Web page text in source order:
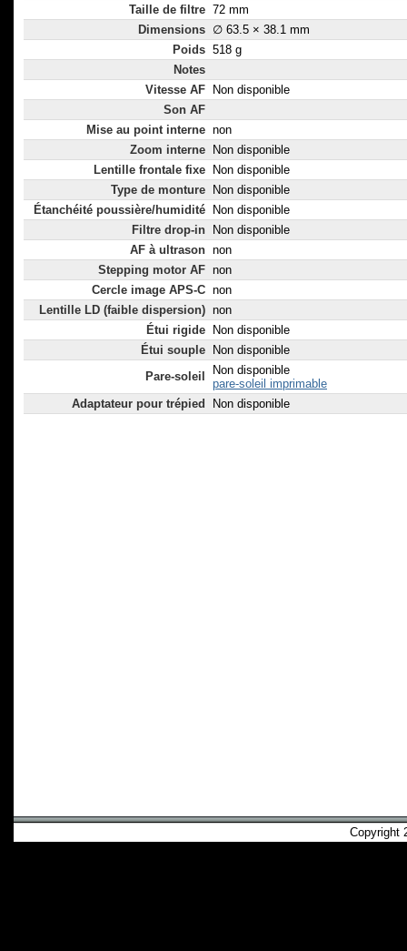
Taille de filtre 72 mm
Dimensions ∅ 63.5 × 38.1 mm
Poids 518 g
Notes
Vitesse AF
Non disponible
Son AF
Mise au point interne non
Zoom interne
Non disponible
Lentille frontale fixe
Non disponible
Type de monture
Non disponible
Étanchéité poussière/humidité
Non disponible
Filtre drop-in
Non disponible
AF à ultrason non
Stepping motor AF non
Cercle image APS-C non
Lentille LD (faible dispersion) non
Étui rigide
Non disponible
Étui souple
Non disponible
Pare-soleil
Non disponible
pare-soleil imprimable
Adaptateur pour trépied
Non disponible
Copyright